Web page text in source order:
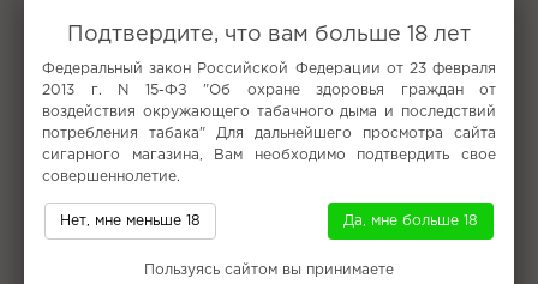
- при курении кальяна на улице, колпак не даёт ветру сильно
раздувать угли.
Не забудьте купить
Подтвердите, что вам больше 18 лет
Федеральный закон Российской Федерации от 23 февраля
2013 г. N 15-ФЗ "Об охране здоровья граждан от
воздействия окружающего табачного дыма и последствий
потребления табака" Для дальнейшего просмотра сайта
сигарного магазина, Вам необходимо подтвердить свое
совершеннолетие.
Нет, мне меньше 18 Да, мне больше 18
Пользуясь сайтом вы принимаете